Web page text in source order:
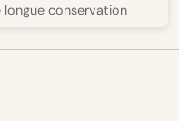
conservation